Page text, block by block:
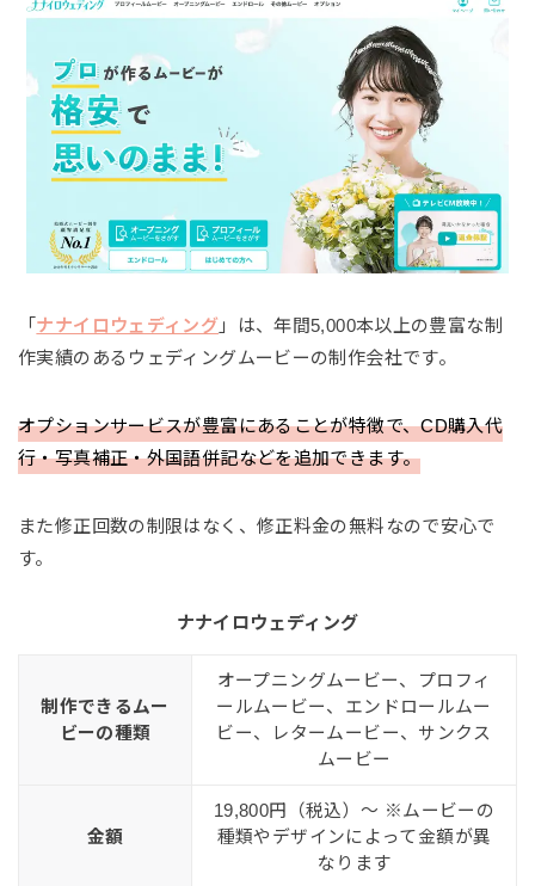
「 ナナイロウェディング 」は、年間5,000本以上の豊富な制
作実績のあるウェディングムービーの制作会社です。
オプションサービスが豊富にあることが特徴で、CD購入代
行・写真補正・外国語併記などを追加できます。
また修正回数の制限はなく、修正料金の無料なので安心で
す。
ナナイロウェディング
制作できるムー
ビーの種類
オープニングムービー、プロフィ
ールムービー、エンドロールムー
ビー、レタームービー、サンクス
ムービー
金額
19,800円（税込）〜 ※ムービーの
種類やデザインによって金額が異
なります